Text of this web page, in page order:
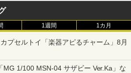
1週間 1カ月
プセルトイ「楽器アピるチャーム」8月
5種各3色
MG 1/100 MSN-04 サザビー Ver.Ka」な